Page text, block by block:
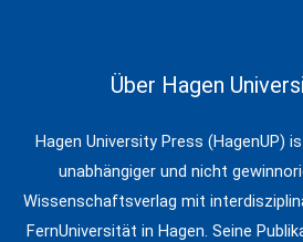
Über Hagen
Hagen University Press (HagenUP)
unabhängiger und nicht
Wissenschaftsverlag mit
FernUniversität in Hagen. Seine